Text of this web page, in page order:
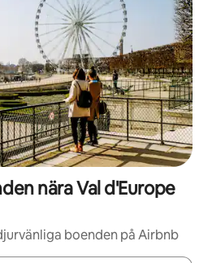
nära Val d'Europe
boenden på Airbnb